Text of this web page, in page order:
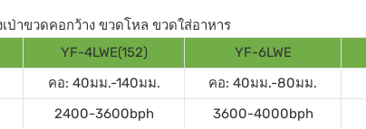
เป่าขวดคอกว้าง ขวดโหล ขวดใส่อาหาร
YF-4LWE(152) YF-6LWE
คอ: 40มม.-140มม. คอ: 40มม.-80มม.
2400-3600bph 3600-4000bph